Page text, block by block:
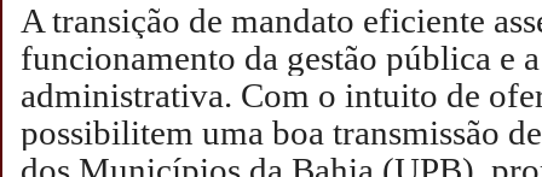
A transição de mandato eficiente
funcionamento da gestão pública e
administrativa. Com o intuito de
possibilitem uma boa transmissão